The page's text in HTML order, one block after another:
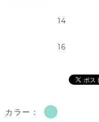
14
16
カラー：